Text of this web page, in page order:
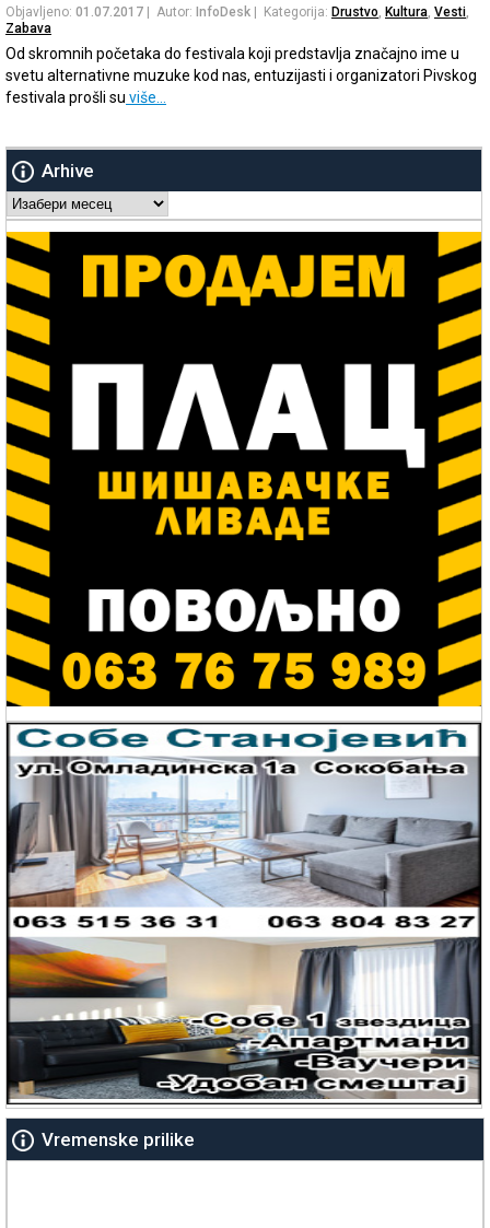
Objavljeno: 01.07.2017 | Autor: InfoDesk | Kategorija: Drustvo Kultura Vesti
Zabava
Od skromnih početaka do festivala koji predstavlja značajno ime u
svetu alternativne muzuke kod nas, entuzijasti i organizatori Pivskog
festivala prošli su više…
Arhive
Arhive
Vremenske prilike